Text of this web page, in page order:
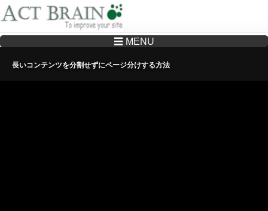
Drupalサイトの制作・保守をどこに頼んでいいか分からない方へ…まずはご相談く
☰ MENU
長いコンテンツを分割せずにページ分けする方法